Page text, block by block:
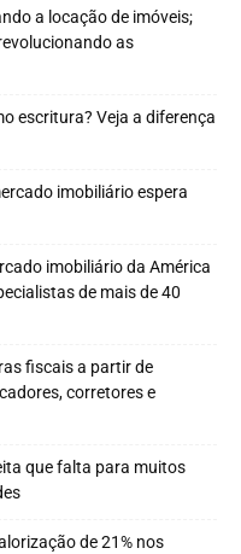
a locação de imóveis;
as
escritura? Veja a diferença
imobiliário espera
imobiliário da América
de mais de 40
fiscais a partir de
corretores e
que falta para muitos
de 21% nos